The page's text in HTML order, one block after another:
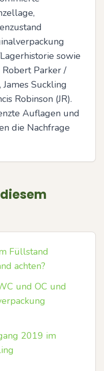
sowie
Parker /
Suckling
Robinson (JR).
Auflagen und
die Nachfrage
Füllstand
achten?
und OC und
2019 im